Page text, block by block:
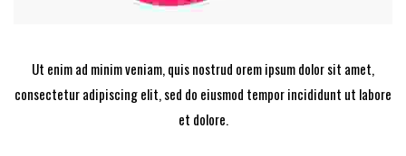
Ut enim ad minim veniam, quis nostrud orem ipsum dolor sit amet,
consectetur adipiscing elit, sed do eiusmod tempor incididunt ut labore
et dolore.